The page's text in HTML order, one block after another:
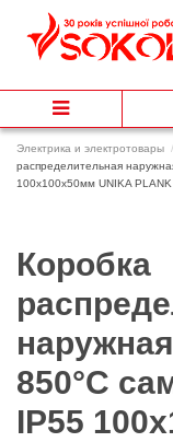
Электрика и электротовары
распределительная
100х100х50мм UNIKA
Коробка
850°С
IP55